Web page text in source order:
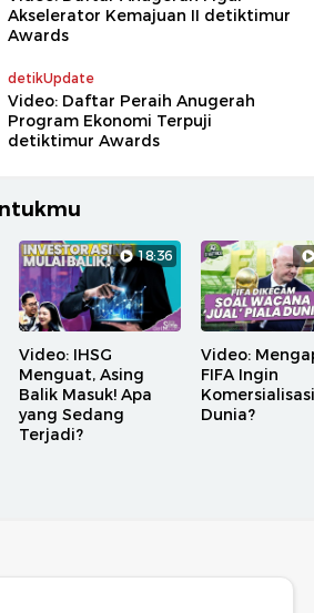
Akselerator Kemajuan II detiktimur
Awards
detikUpdate
Video: Daftar Peraih Anugerah
Program Ekonomi Terpuji
detiktimur Awards
18:36
Video: IHSG
Menguat, Asing
Balik Masuk! Apa
yang Sedang
Terjadi?
Video:
FIFA Ingin
Dunia?